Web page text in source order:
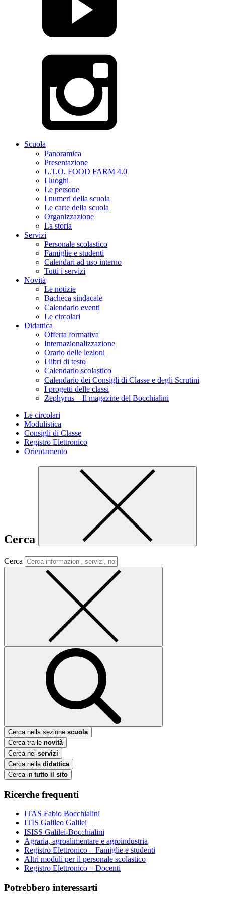
Scuola
Panoramica
Presentazione
L.T.O. FOOD FARM 4.0
I luoghi
Le persone
I numeri della scuola
Le carte della scuola
Organizzazione
La storia
Servizi
Personale scolastico
Famiglie e studenti
Calendari ad uso interno
Tutti i servizi
Novità
Le notizie
Bacheca sindacale
Calendario eventi
Le circolari
Didattica
Offerta formativa
Internazionalizzazione
Orario delle lezioni
I libri di testo
Calendario scolastico
Calendario dei Consigli di Classe e degli Scrutini
I progetti delle classi
Zephyrus – Il magazine del Bocchialini
Le circolari
Modulistica
Consigli di Classe
Registro Elettronico
Orientamento
Cerca
Cerca
Cerca nella sezione scuola
Cerca tra le novità
Cerca nei servizi
Cerca nella didattica
Cerca in tutto il sito
Ricerche frequenti
ITAS Fabio Bocchialini
ITIS Galileo Galilei
ISISS Galilei-Bocchialini
Agraria, agroalimentare e agroindustria
Registro Elettronico – Famiglie e studenti
Altri moduli per il personale scolastico
Registro Elettronico – Docenti
Potrebbero interessarti